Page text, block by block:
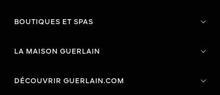
BOUTIQUES ET SPAS
LA MAISON GUERLAIN
DÉCOUVRIR GUERLAIN.COM